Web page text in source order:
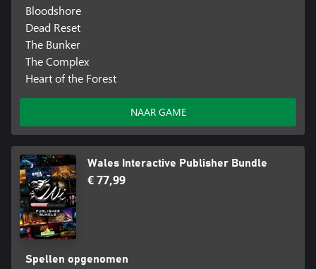
Bloodshore
Dead Reset
The Bunker
The Complex
Heart of the Forest
NAAR GAME
Wales Interactive Publisher Bundle
€ 77,99
Spellen opgenomen